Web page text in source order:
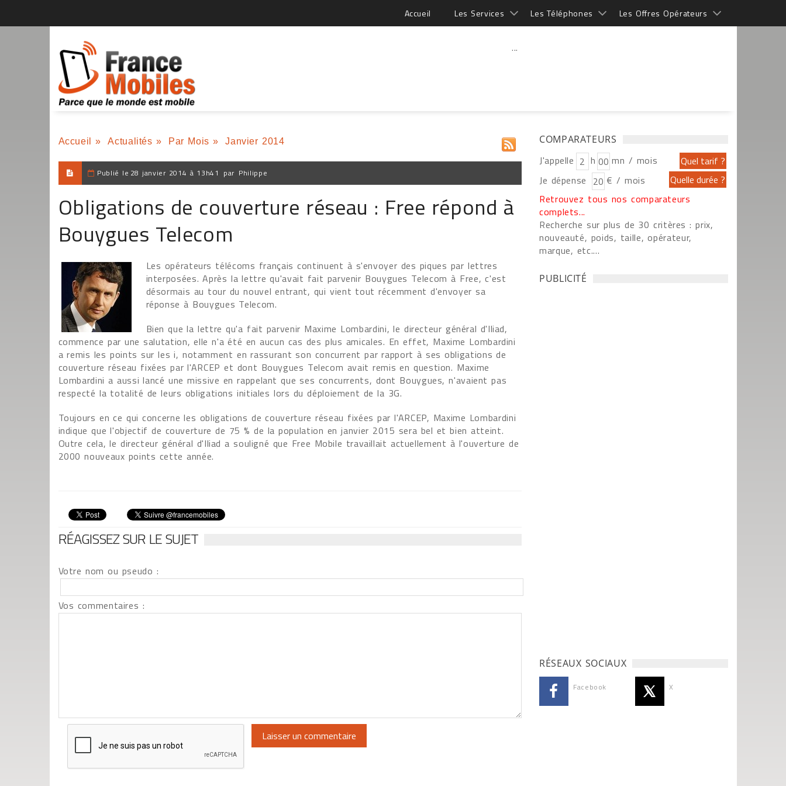
Accueil Les Services Les Téléphones Les Offres Opérateurs
...
Accueil » Actualités » Par Mois » Janvier 2014
Publié le 28 janvier 2014 à 13h41 par Philippe
Obligations de couverture réseau : Free répond à
Bouygues Telecom
Les opérateurs télécoms français continuent à s'envoyer des piques par lettres
interposées. Après la lettre qu'avait fait parvenir Bouygues Telecom à Free, c'est
désormais au tour du nouvel entrant, qui vient tout récemment d'envoyer sa
réponse à Bouygues Telecom.
Bien que la lettre qu'a fait parvenir Maxime Lombardini, le directeur général d'Iliad,
commence par une salutation, elle n'a été en aucun cas des plus amicales. En effet, Maxime Lombardini
a remis les points sur les i, notamment en rassurant son concurrent par rapport à ses obligations de
couverture réseau fixées par l'ARCEP et dont Bouygues Telecom avait remis en question. Maxime
Lombardini a aussi lancé une missive en rappelant que ses concurrents, dont Bouygues, n'avaient pas
respecté la totalité de leurs obligations initiales lors du déploiement de la 3G.
Toujours en ce qui concerne les obligations de couverture réseau fixées par l'ARCEP, Maxime Lombardini
indique que l'objectif de couverture de 75 % de la population en janvier 2015 sera bel et bien atteint.
Outre cela, le directeur général d'Iliad a souligné que Free Mobile travaillait actuellement à l'ouverture de
2000 nouveaux points cette année.
RÉAGISSEZ SUR LE SUJET
Votre nom ou pseudo :
Vos commentaires :
COMPARATEURS
J'appelle h
mn / mois
Je dépense
€ / mois
Retrouvez tous nos comparateurs
complets...
Recherche sur plus de 30 critères : prix,
nouveauté, poids, taille, opérateur,
marque, etc....
PUBLICITÉ
RÉSEAUX SOCIAUX
Facebook X